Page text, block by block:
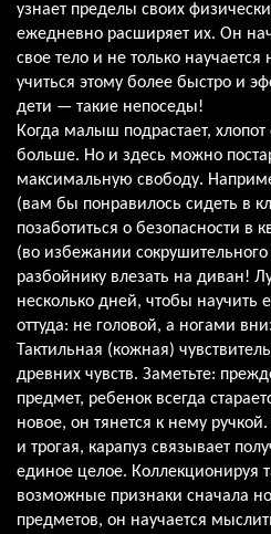
узнает пределы своих
ежедневно расширяет их. Он
свое тело и не только
учиться этому более быстро и
дети — такие непоседы!
Когда малыш подрастает, хлопот
больше. Но и здесь можно
максимальную свободу.
(вам бы понравилось сидеть в
позаботиться о безопасности в
(во избежании
разбойнику влезать на диван!
несколько дней, чтобы научить
оттуда: не головой, а ногами
Тактильная (кожная)
древних чувств. Заметьте:
предмет, ребенок всегда
новое, он тянется к нему
и трогая, карапуз связывает
единое целое. Коллекционируя
возможные признаки сначала
предметов, он научается